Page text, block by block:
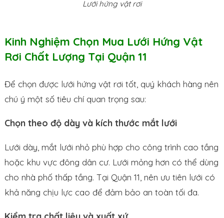
Lưới hứng vật rơi
Kinh Nghiệm Chọn Mua Lưới Hứng Vật
Rơi Chất Lượng Tại Quận 11
Để chọn được lưới hứng vật rơi tốt, quý khách hàng nên
chú ý một số tiêu chí quan trọng sau:
Chọn theo độ dày và kích thước mắt lưới
Lưới dày, mắt lưới nhỏ phù hợp cho công trình cao tầng
hoặc khu vực đông dân cư. Lưới mỏng hơn có thể dùng
cho nhà phố thấp tầng. Tại Quận 11, nên ưu tiên lưới có
khả năng chịu lực cao để đảm bảo an toàn tối đa.